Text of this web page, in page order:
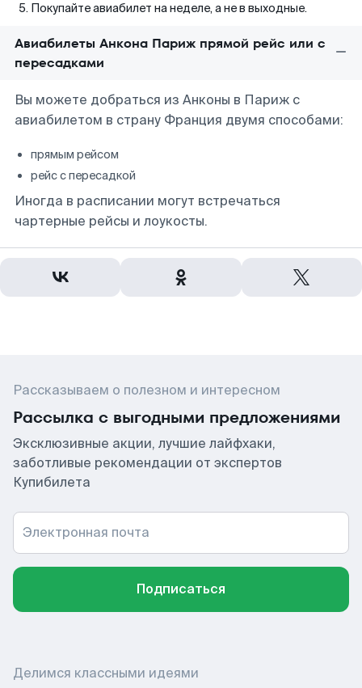
Покупайте авиабилет на неделе, а не в выходные.
Авиабилеты Анкона Париж прямой рейс или с
пересадками
Вы можете добраться из Анконы в Париж с
авиабилетом в страну Франция двумя способами:
прямым рейсом
рейс с пересадкой
Иногда в расписании могут встречаться
чартерные рейсы и лоукосты.
Рассказываем о полезном и интересном
Рассылка с выгодными предложениями
Эксклюзивные акции, лучшие лайфхаки,
заботливые рекомендации от экспертов
Купибилета
Электронная почта
Подписаться
Делимся классными идеями